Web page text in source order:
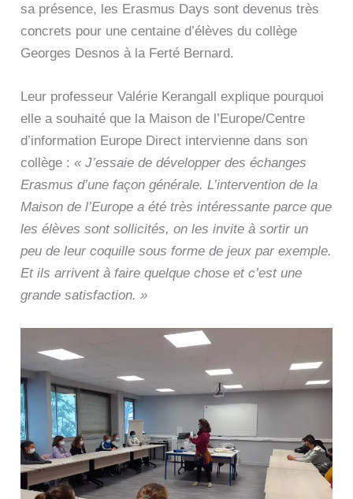
sa présence, les Erasmus Days sont devenus très
concrets pour une centaine d’élèves du collège
Georges Desnos à la Ferté Bernard.
Leur professeur Valérie Kerangall explique pourquoi
elle a souhaité que la Maison de l’Europe/Centre
d’information Europe Direct intervienne dans son
collège :« J’essaie de développer des échanges
Erasmus d’une façon générale. L’intervention de la
Maison de l’Europe a été très intéressante parce que
les élèves sont sollicités, on les invite à sortir un
peu de leur coquille sous forme de jeux par exemple.
Et ils arrivent à faire quelque chose et c’est une
grande satisfaction. »